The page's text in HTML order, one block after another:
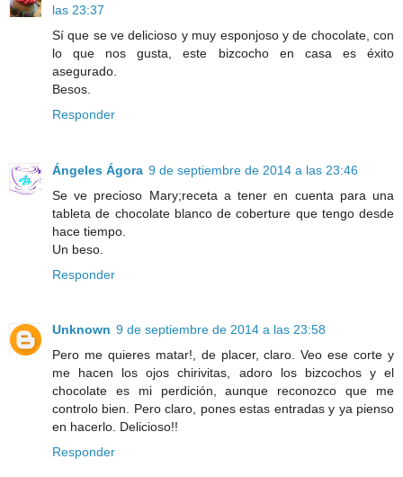
las 23:37
Sí que se ve delicioso y muy esponjoso y de chocolate, con
lo que nos gusta, este bizcocho en casa es éxito
asegurado.
Besos.
Responder
Ángeles Ágora 9 de septiembre de 2014 a las 23:46
Se ve precioso Mary;receta a tener en cuenta para una
tableta de chocolate blanco de coberture que tengo desde
hace tiempo.
Un beso.
Responder
Unknown 9 de septiembre de 2014 a las 23:58
Pero me quieres matar!, de placer, claro. Veo ese corte y
me hacen los ojos chirivitas, adoro los bizcochos y el
chocolate es mi perdición, aunque reconozco que me
controlo bien. Pero claro, pones estas entradas y ya pienso
en hacerlo. Delicioso!!
Responder